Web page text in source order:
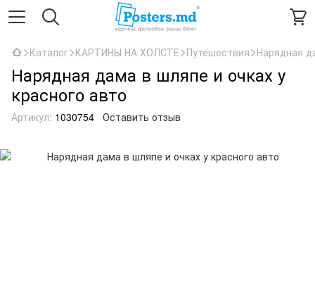
Каталог КАРТИНЫ НА ХОЛСТЕ Путешествия Нарядная
Нарядная дама в шляпе и очках у
красного авто
Артикул: 1030754 Оставить отзыв